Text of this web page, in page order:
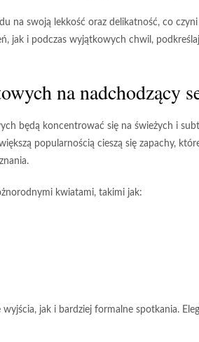
na swoją lekkość oraz delikatność, co
jak i podczas wyjątkowych chwil,
na nadchodzący
będą koncentrować się na świeżych i
popularnością cieszą się zapachy,
kwiatami, takimi jak:
wyjścia, jak i bardziej formalne spotkania.